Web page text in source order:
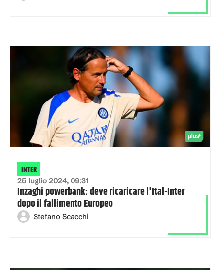
25 luglio 2024, 09:31
INTER
Inzaghi powerbank: deve ricaricare l'Ital-Inter
dopo il fallimento Europeo
Stefano Scacchi